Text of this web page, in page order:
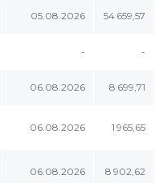
05.08.2026 54 659,57
- -
06.08.2026 8 699,71
06.08.2026 1 965,65
06.08.2026 8 902,62